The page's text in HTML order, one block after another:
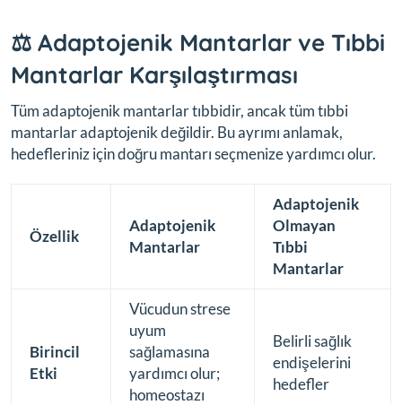
⚖️ Adaptojenik Mantarlar ve Tıbbi
Mantarlar Karşılaştırması
Tüm adaptojenik mantarlar tıbbidir, ancak tüm tıbbi
mantarlar adaptojenik değildir. Bu ayrımı anlamak,
hedefleriniz için doğru mantarı seçmenize yardımcı olur.
Özellik
Adaptojenik
Mantarlar
Adaptojenik
Olmayan
Tıbbi
Mantarlar
Birincil
Etki
Vücudun strese
uyum
sağlamasına
yardımcı olur;
homeostazı
Belirli sağlık
endişelerini
hedefler